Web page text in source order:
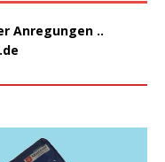
Anregungen ..